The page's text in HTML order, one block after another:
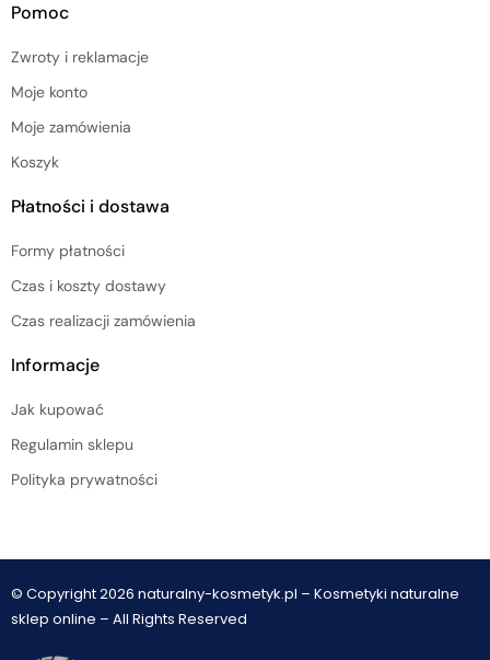
Pomoc
Zwroty i reklamacje
Moje konto
Moje zamówienia
Koszyk
Płatności i dostawa
Formy płatności
Czas i koszty dostawy
Czas realizacji zamówienia
Informacje
Jak kupować
Regulamin sklepu
Polityka prywatności
© Copyright 2026 naturalny-kosmetyk.pl – Kosmetyki naturalne
sklep online – All Rights Reserved